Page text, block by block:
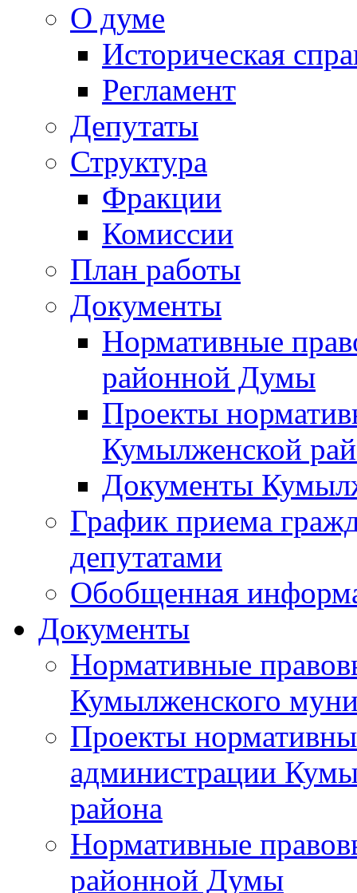
О думе
Историческая
Регламент
Депутаты
Структура
Фракции
Комиссии
План работы
Документы
Нормативные
районной Думы
Проекты
Кумылженской
Документы
График приема
депутатами
Обобщенная
Документы
Нормативные
Кумылженского
Проекты
администрации
района
Нормативные
районной Думы